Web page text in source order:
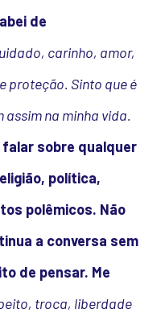
de
carinho, amor,
proteção. Sinto que é
assim na minha vida.
falar sobre qualquer
política,
polêmicos. Não
a conversa sem
de pensar. Me
troca, liberdade